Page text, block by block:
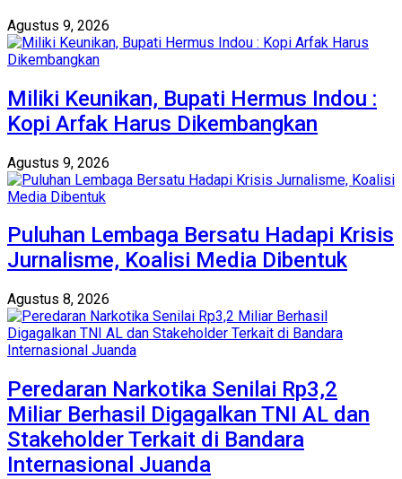
Agustus 9, 2026
Miliki Keunikan, Bupati Hermus Indou :
Kopi Arfak Harus Dikembangkan
Agustus 9, 2026
Puluhan Lembaga Bersatu Hadapi Krisis
Jurnalisme, Koalisi Media Dibentuk
Agustus 8, 2026
Peredaran Narkotika Senilai Rp3,2
Miliar Berhasil Digagalkan TNI AL dan
Stakeholder Terkait di Bandara
Internasional Juanda